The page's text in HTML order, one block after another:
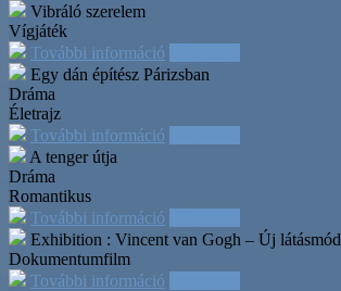
Vibráló szerelem
Vígjáték
További információ
Egy dán építész Párizsban
Dráma
Életrajz
További információ
A tenger útja
Dráma
Romantikus
További információ
Exhibition : Vincent van Gogh – Új látásmód
Dokumentumfilm
További információ